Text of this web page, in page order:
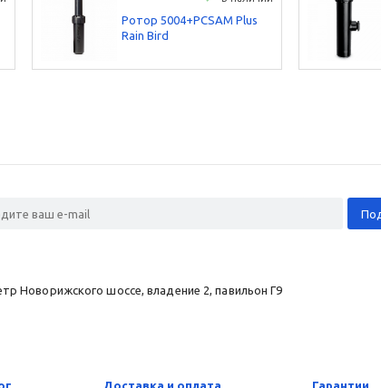
Ротор 5004+PCSAM Plus
Rain Bird
Новорижского шоссе, владение 2, павильон Г9
Доставка и оплата Гарантии